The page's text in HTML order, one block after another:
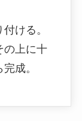
ける。
の上に十
成。